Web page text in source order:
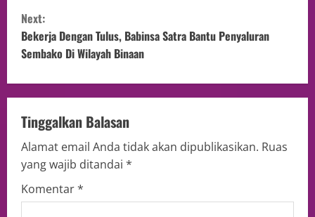
Next:
Bekerja Dengan Tulus, Babinsa Satra Bantu Penyaluran
Sembako Di Wilayah Binaan
Tinggalkan Balasan
Alamat email Anda tidak akan dipublikasikan. Ruas
yang wajib ditandai *
Komentar*